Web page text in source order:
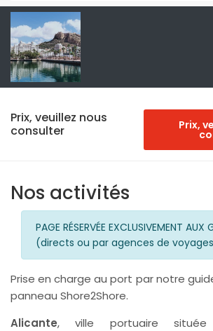
Prix, veuillez nous
consulter
Prix,
Nos activités
PAGE RÉSERVÉE EXCLUSIVEMENT AUX
(directs ou par agences de
Prise en charge au port par notre
panneau Shore2Shore.
Alicante, ville portuaire